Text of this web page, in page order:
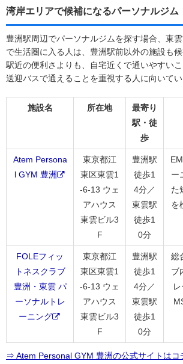
湾岸エリアで候補になるパーソナルジム
豊洲駅周辺でパーソナルジムを探す場合、東
で生活圏に入る人は、豊洲駅前以外の施設も候
駅近の便利さよりも、自宅近くで通いやすい
送迎バスで通えることを重視する人に向いてい
施設名 所在地
最寄り
駅・徒
歩
Atem Persona
l GYM 豊洲
東京都江
東区東雲1
-6-13 ウェ
アハウス
東雲ビル3
F
豊洲駅
徒歩1
4分／
東雲駅
徒歩1
0分
ー
た
を
FOLEフィッ
トネスクラブ
豊洲・東雲 パ
ーソナルトレ
ーニング
東京都江
東区東雲1
-6-13 ウェ
アハウス
東雲ビル3
F
豊洲駅
徒歩1
4分／
東雲駅
徒歩1
0分
総
ブ
⇒ Atem Personal GYM 豊洲の公式サイトはコ